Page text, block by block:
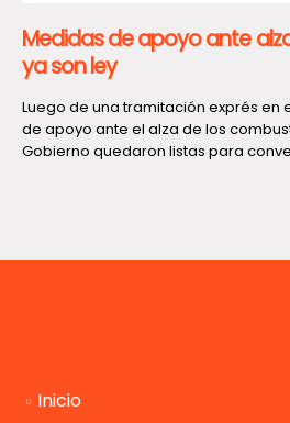
Medidas de apoyo ante
ya son ley
Luego de una tramitación exprés en
de apoyo ante el alza de los
Gobierno quedaron listas para
Inicio